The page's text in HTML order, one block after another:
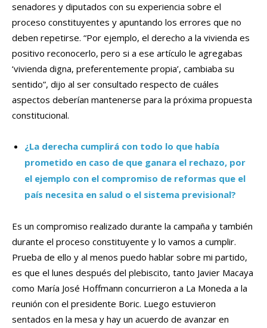
senadores y diputados con su experiencia sobre el
proceso constituyentes y apuntando los errores que no
deben repetirse. “Por ejemplo, el derecho a la vivienda es
positivo reconocerlo, pero si a ese artículo le agregabas
‘vivienda digna, preferentemente propia’, cambiaba su
sentido”, dijo al ser consultado respecto de cuáles
aspectos deberían mantenerse para la próxima propuesta
constitucional.
¿La derecha cumplirá con todo lo que había
prometido en caso de que ganara el rechazo, por
el ejemplo con el compromiso de reformas que el
país necesita en salud o el sistema previsional?
Es un compromiso realizado durante la campaña y también
durante el proceso constituyente y lo vamos a cumplir.
Prueba de ello y al menos puedo hablar sobre mi partido,
es que el lunes después del plebiscito, tanto Javier Macaya
como María José Hoffmann concurrieron a La Moneda a la
reunión con el presidente Boric. Luego estuvieron
sentados en la mesa y hay un acuerdo de avanzar en